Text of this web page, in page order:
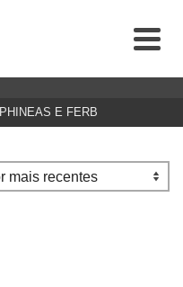
PHINEAS E FERB